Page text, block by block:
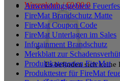
Warenkorb /€0,00 0
Es befinden sich keine
Anwendungsgebiete
FireMat Brandschutz Matte
FireMat Coupon Code
FireMat Unterlagen im Sales
Infotainment Brandschutz
Merkblatt zur
Produktkategorien FireMat
Produkttester für FireMat